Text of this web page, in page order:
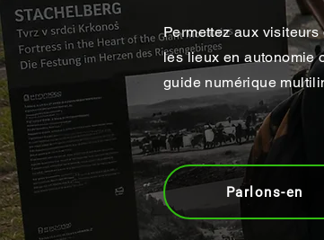
Permettez aux
les lieux en autonomie
guide numérique
Parlons-en